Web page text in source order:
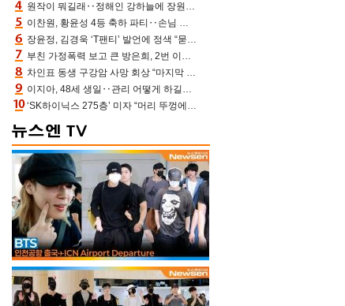
원작이 뭐길래‥정해인 강하늘에 장원영까지 참여한 이 영화
이찬원, 황윤성 4등 축하 파티‥손님 모으려 블랙핑크 지수와 친한 척(편스토랑)[어제TV]
장윤정, 김경욱 ‘T팬티’ 발언에 정색 “묻지 않았는데, 그것도 성희롱”(장공장)
부친 가정폭력 보고 큰 방은희, 2번 이혼 후 잠수→母 고독사에 자책(특종세상)[어제TV]
차인표 동생 구강암 사망 회상 “마지막 순간 동생 손 잡아준 신애라, 두고두고 고마워” (신애라이프)
이지아, 48세 생일‥관리 어떻게 하길래 놀라운 동안 미모
‘SK하이닉스 275층’ 미자 “머리 뚜껑에서 사, 주식만 안 해도 돈 버는 것”